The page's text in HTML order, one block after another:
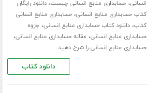
انسانی،حسابداری منابع انسانی چیست،دانلود رایگان
کتاب حسابداری منابع انسانی،حسابداری منابع انسانی
کتاب،دانلود کتاب حسابداری منابع انسانی، جزوه
حسابداری منابع انسانی، مقاله حسابداری منابع انسانی،
حسابداری منابع انسانی را شرح دهید
دانلود کتاب